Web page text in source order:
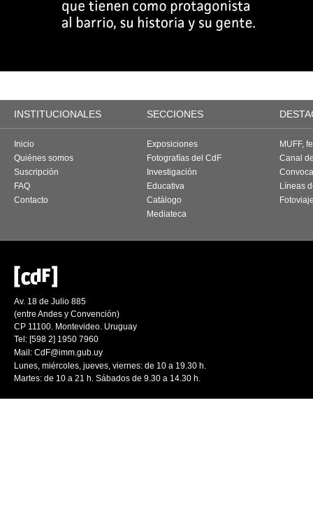
INSTITUCIONALES SECCIONES
Inicio
Quiénes somos
Suscripción
FAQ
Contacto
Exposiciones
Fotografías del CdF
Investigación
Educativa
Catálogo
Mediateca
MUFF,
Canal
Líneas
Av. 18 de Julio 885
(entre Andes y Convención)
CP 11100. Montevideo. Uruguay
Tel: [598 2] 1950 7960
Mail: CdF@imm.gub.uy
Lunes, miércoles, jueves, viernes: de 10 a 19.30 h.
Martes: de 10 a 21 h. Sábados de 9.30 a 14.30 h.